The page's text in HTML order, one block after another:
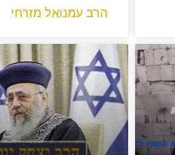
הרב עמנואל מזרחי